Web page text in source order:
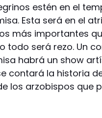
estén en el
Esta será en el
más importantes
todo será rezo. Un
habrá un show
contará la historia
los arzobispos que